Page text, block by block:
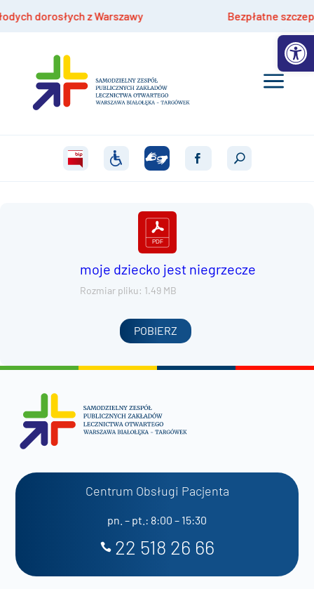
dorosłych z Warszawy Bezpłatne
moje dziecko jest niegrzecze
Rozmiar pliku: 1.49 MB
POBIERZ
Centrum Obsługi Pacjenta
pn. – pt.: 8:00 – 15:30
22 518 26 66